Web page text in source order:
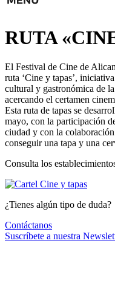
RUTA
El Festival de Cine de
ruta ‘Cine y tapas’,
cultural y gastronómica de
acercando el certamen
Esta ruta de tapas se
mayo, con la participación
ciudad y con la
conseguir una tapa y una
Consulta los
¿Tienes algún tipo de duda?
Contáctanos
Suscríbete a nuestra